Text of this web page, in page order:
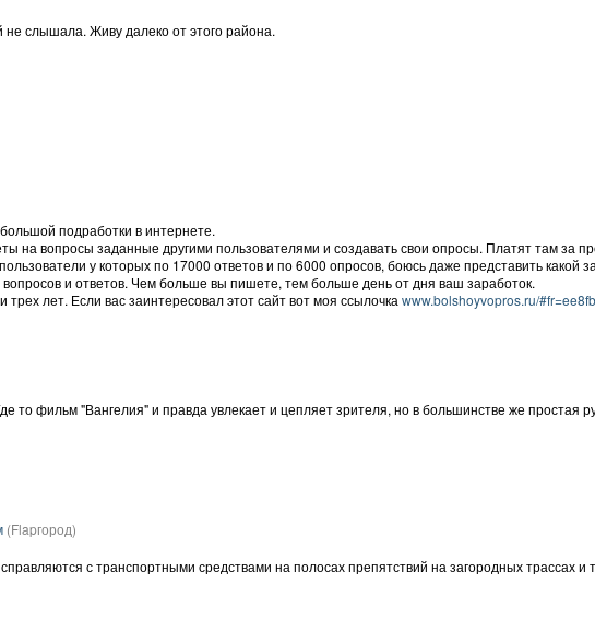
слышала. Живу далеко от этого района.
подработки в интернете.
на вопросы заданные другими пользователями и создавать свои опросы. Платят там за
у которых по 17000 ответов и по 6000 опросов, боюсь даже представить какой
вопросов и ответов. Чем больше вы пишете, тем больше день от дня ваш заработок.
лет. Если вас заинтересовал этот сайт вот моя ссылочкаwww.bolshoyvopros.ru/
то фильм "Вангелия" и правда увлекает и цепляет зрителя, но в большинстве же
(Flapгород)
с транспортными средствами на полосах препятствий на загородных трассах и